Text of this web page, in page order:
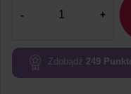
żeńskie
Zdobądź 249